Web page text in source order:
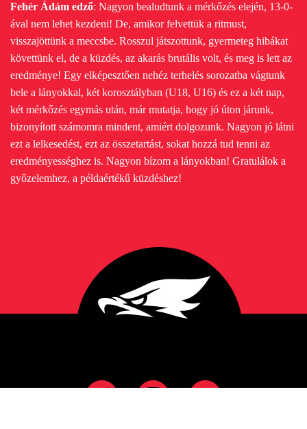
Fehér Ádám edző: Nagyon bealudtunk a mérkőzés elején, 13-0-
ával nem lehet kezdeni! De, amikor felvettük a ritmust,
visszajöttünk a meccsbe. Rosszul játszottunk, gyermeteg hibákat
követtünk el, de a küzdés, az akarás brutális volt, és meg is lett az
eredménye! Egy elképesztően nehéz terhelés sorozatba vágtunk
bele a lányokkal, két korosztályban (U18, U16) és ez a két nap,
két mérkőzés egymás után, már mutatja, hogy jó úton járunk,
bizonyított számomra mindent, amiért dolgozunk. Nagyon jó látni
ezt a lelkesedést, ezt az összetartást, sokat hozzá tud tenni az
eredményességhez is. Nagyon bízom a lányokban! Gratulálok a
győzelemhez, a példaértékű küzdéshez!